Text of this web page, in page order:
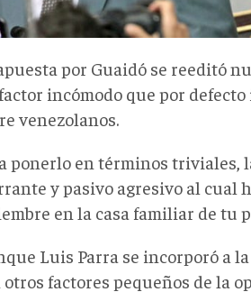
por Guaidó se reeditó
incómodo que por
venezolanos.
ponerlo en términos triviales,
y pasivo agresivo al cual
en la casa familiar de tu
Luis Parra se incorporó a
otros factores pequeños de la